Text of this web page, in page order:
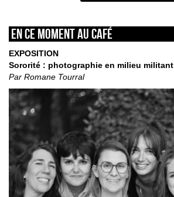
En ce moment au café
EXPOSITION
Sororité : photographie en milieu militant
Par Romane Tourral